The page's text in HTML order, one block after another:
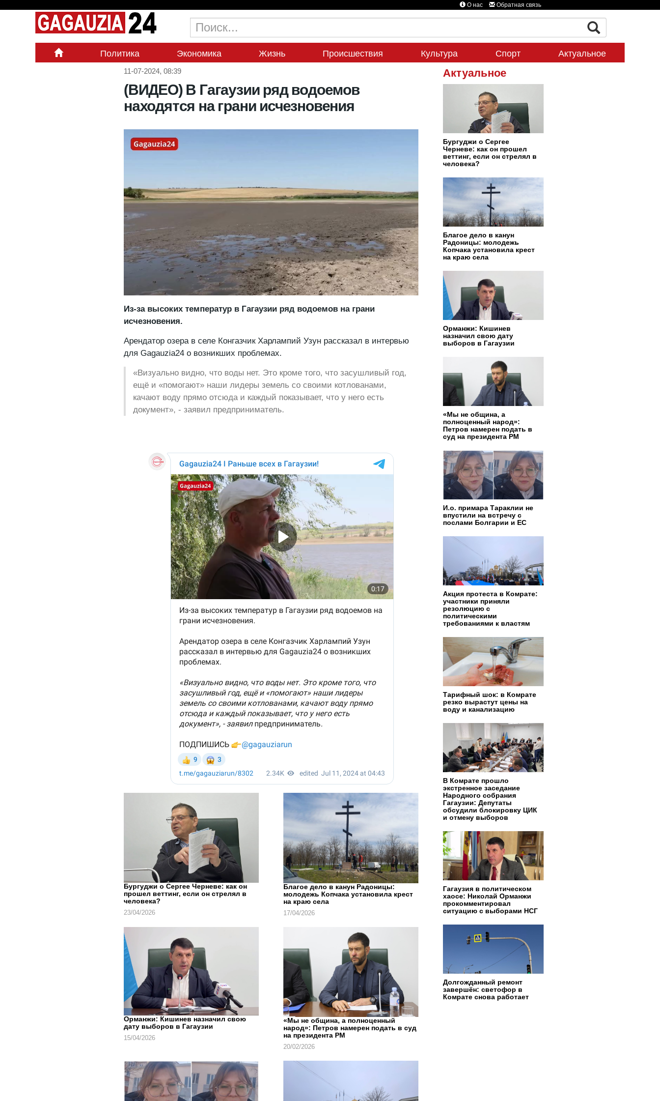
О нас Обратная связь
Политика Экономика Жизнь Происшествия Культура Спорт Актуальное
11-07-2024, 08:39
(ВИДЕО) В Гагаузии ряд водоемов
находятся на грани исчезновения
Из-за высоких температур в Гагаузии ряд водоемов на грани
исчезновения.
Арендатор озера в селе Конгазчик Харлампий Узун рассказал в интервью
для Gagauzia24 о возникших проблемах.
«Визуально видно, что воды нет. Это кроме того, что засушливый год,
ещё и «помогают» наши лидеры земель со своими котлованами,
качают воду прямо отсюда и каждый показывает, что у него есть
документ», - заявил предприниматель.
Бургуджи о Сергее Черневе: как он
прошел веттинг, если он стрелял в
человека?
23/04/2026
Благое дело в канун Радоницы:
молодежь Копчака установила крест
на краю села
17/04/2026
Орманжи: Кишинев назначил свою
дату выборов в Гагаузии
15/04/2026
«Мы не община, а полноценный
народ»: Петров намерен подать в суд
на президента РМ
20/02/2026
Актуальное
Бургуджи о Сергее
Черневе: как он прошел
веттинг, если он стрелял в
человека?
Благое дело в канун
Радоницы: молодежь
Копчака установила крест
на краю села
Орманжи: Кишинев
назначил свою дату
выборов в Гагаузии
«Мы не община, а
полноценный народ»:
Петров намерен подать в
суд на президента РМ
И.о. примара Тараклии не
впустили на встречу с
послами Болгарии и ЕС
Акция протеста в Комрате:
участники приняли
резолюцию с
политическими
требованиями к властям
Тарифный шок: в Комрате
резко вырастут цены на
воду и канализацию
В Комрате прошло
экстренное заседание
Народного собрания
Гагаузии: Депутаты
обсудили блокировку ЦИК
и отмену выборов
Гагаузия в политическом
хаосе: Николай Орманжи
прокомментировал
ситуацию с выборами НСГ
Долгожданный ремонт
завершён: светофор в
Комрате снова работает